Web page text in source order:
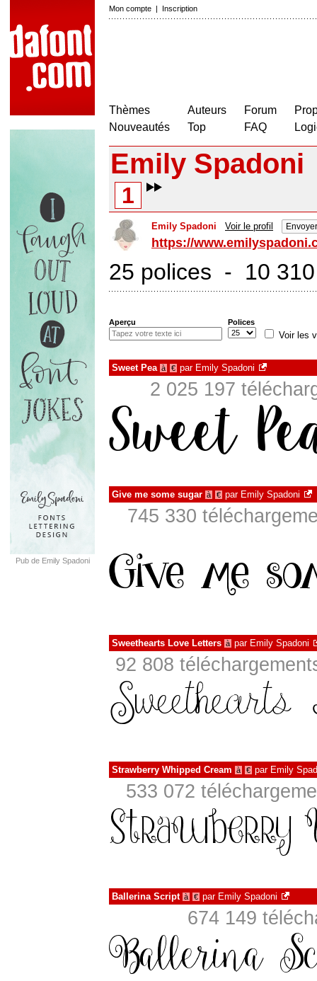
Mon compte | Inscription
Thèmes
Nouveautés
Auteurs
Top
Forum
FAQ
Pub de Emily Spadoni
Emily Spadoni
1
Emily Spadoni Voir le profil
https://
25 polices - 10 310
Aperçu Polices
Voir les
Sweet Pea à € par Emily Spadoni
2 025 197
Give me some sugar à € par Emily Spadoni
745 330
Sweethearts Love Letters à par Emily Spadoni
92 808
Strawberry Whipped Cream à € par Emily
533 072
Ballerina Script à € par Emily Spadoni
674 149